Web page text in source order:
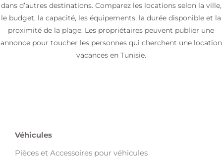
dans d’autres destinations. Comparez les locations selon la ville,
le budget, la capacité, les équipements, la durée disponible et la
proximité de la plage. Les propriétaires peuvent publier une
annonce pour toucher les personnes qui cherchent une location
vacances en Tunisie.
Véhicules
Pièces et Accessoires pour véhicules